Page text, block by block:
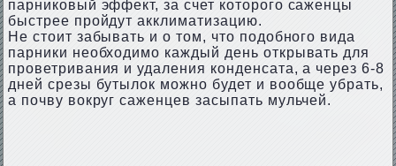
парниковый эффект, за счет которого саженцы
быстрее пройдут акклиматизацию.
Не стоит забывать и о том, что подобного вида
парники необходимо каждый день открывать для
проветривания и удаления конденсата, а через 6-8
дней срезы бутылок можно будет и вообще убрать,
а почву вокруг саженцев засыпать мульчей.